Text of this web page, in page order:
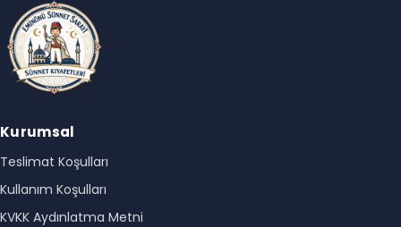
Kurumsal
Teslimat Koşulları
Kullanım Koşulları
KVKK Aydınlatma Metni